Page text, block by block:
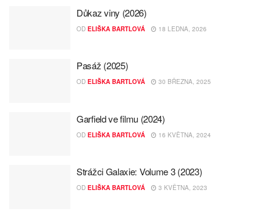
Důkaz viny (2026)
OD ELIŠKA BARTLOVÁ 18 LEDNA, 2026
Pasáž (2025)
OD ELIŠKA BARTLOVÁ 30 BŘEZNA, 2025
Garfield ve filmu (2024)
OD ELIŠKA BARTLOVÁ 16 KVĚTNA, 2024
Strážci Galaxie: Volume 3 (2023)
OD ELIŠKA BARTLOVÁ 3 KVĚTNA, 2023